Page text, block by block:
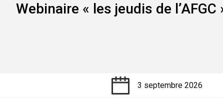
Webinaire « les jeudis de
3 septembre 2026